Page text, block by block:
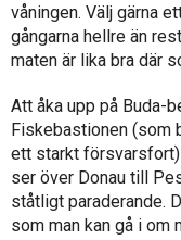
våningen. Välj gärna
gångarna hellre än
maten är lika bra där
Att åka upp på Buda-
Fiskebastionen (som
ett starkt försvarsfort)
ser över Donau till
ståtligt paraderande.
som man kan gå i om